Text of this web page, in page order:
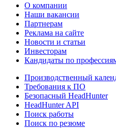
О компании
Наши вакансии
Партнерам
Реклама на сайте
Новости и статьи
Инвесторам
Кандидаты по
Производственный
Требования к ПО
Безопасный HeadHunter
HeadHunter API
Поиск работы
Поиск по резюме